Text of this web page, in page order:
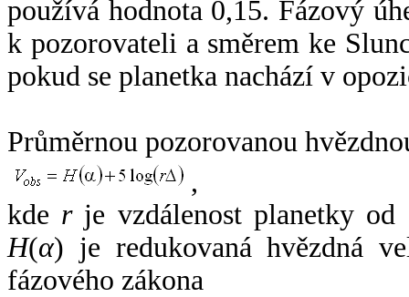
používá hodnota 0,15. Fázový
k pozorovateli a směrem ke
pokud se planetka nachází v
Průměrnou pozorovanou
,
kde rje vzdálenost planetky od
H(α) je redukovaná hvězdná
fázového zákona